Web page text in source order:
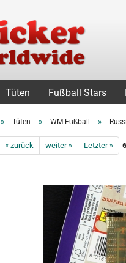
Tüten Fußball Stars
» Tüten » WM Fußball »
« zurück weiter » Letzter »